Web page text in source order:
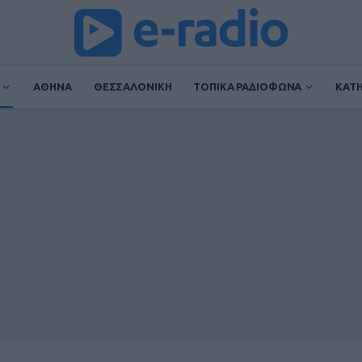
ΑΘΗΝΑ ΘΕΣΣΑΛΟΝΙΚΗ ΤΟΠΙΚΑ ΡΑΔΙΟΦΩΝΑ